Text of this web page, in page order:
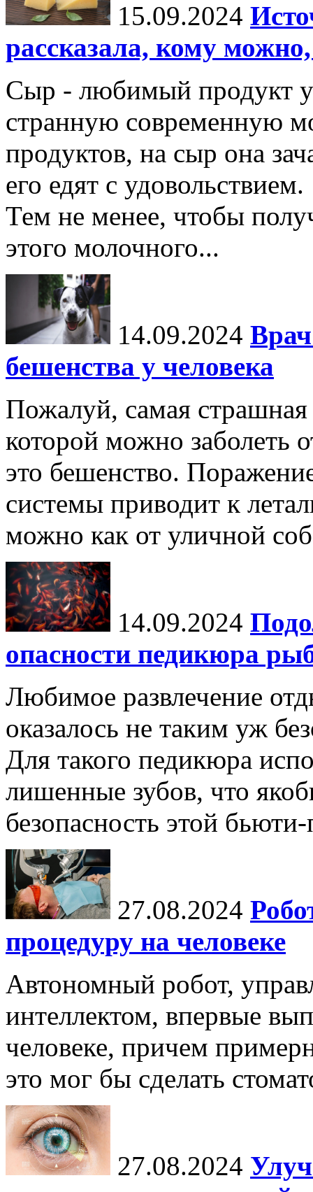
15.09.2024
рассказала, кому
Сыр - любимый продукт
странную современную
продуктов, на сыр она
его едят с удовольствием.
Тем не менее, чтобы
этого молочного...
14.09.2024
бешенства у человека
Пожалуй, самая страшная
которой можно заболеть
это бешенство.
системы приводит к
можно как от уличной
14.09.2024
опасности педикюра
Любимое развлечение
оказалось не таким уж
Для такого педикюра
лишенные зубов, что
безопасность этой
27.08.2024
процедуру на человеке
Автономный робот,
интеллектом, впервые
человеке, причем
это мог бы сделать
27.08.2024